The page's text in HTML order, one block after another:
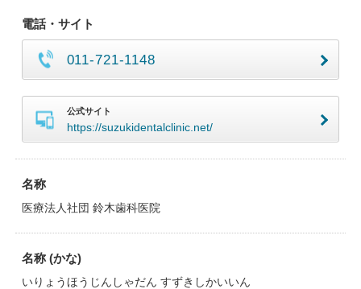
電話・サイト
011-721-1148
公式サイト
https://suzukidentalclinic.net/
名称
医療法人社団 鈴木歯科医院
名称 (かな)
いりょうほうじんしゃだん すずきしかいいん